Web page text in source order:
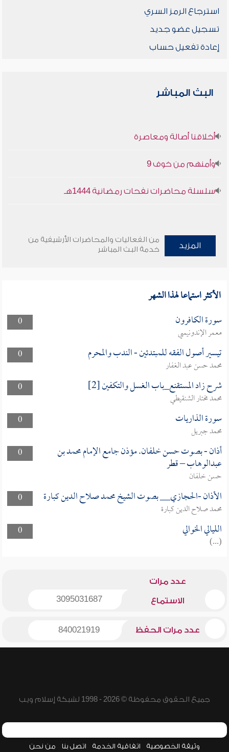
استرجاع الرمز السري
تسجيل عضو جديد
إعادة تفعيل حساب
البث المباشر
أخلاقنا أصالة ومعاصرة
وأمنهم من خوف 9
سلسلة محاضرات نفحات رمضانية 1444هـ
المزيد
من الفعاليات والمحاضرات الأرشيفية من
خدمة البث المباشر
الأكثر استماعا لهذا الشهر
0 سورة الكافرون
معمر الإندونيسي
0
تيسير أصول الفقه للمبتدئين - الندب والمحرم
محمد حسن عبد الغفار
0
شرح زاد المستقنع_باب الغسل والتكفين [2]
محمد مختار الشنقيطي
0
سورة الذاريات
محمد جبريل
0
أذان - بصوت حسن خلفان. مؤذن جامع الإمام محمد بن
عبدالوهاب – قطر
حسن خلفان
0
الأذان -الحجازي__ بصوت الشيخ محمد صلاح الدين كبارة
محمد صلاح الدين كبارة
0
الليالي الخوالي
(...)
عدد مرات
الاستماع 3095031687
عدد مرات الحفظ 840021919
جميع الحقوق محفوظة © 2026 - 1998 لشبكة إسلام ويب
وثيقة الخصوصية اتفاقية الخدمة اتصل بنا من نحن